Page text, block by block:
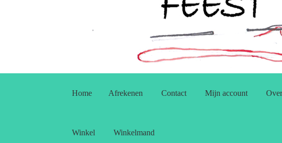
door
naar
Home Afrekenen Contact Mijn account
Winkel Winkelmand